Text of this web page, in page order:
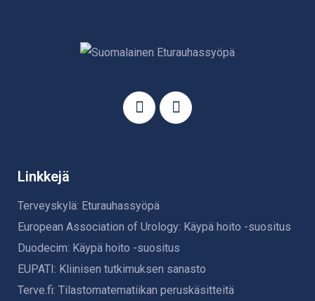
Linkkejä
Terveyskylä: Eturauhassyöpä
European Association of Urology: Käypä hoito -suositus
Duodecim: Käypä hoito -suositus
EUPATI: Kliinisen tutkimuksen sanasto
Terve.fi: Tilastomatematiikan peruskäsitteitä